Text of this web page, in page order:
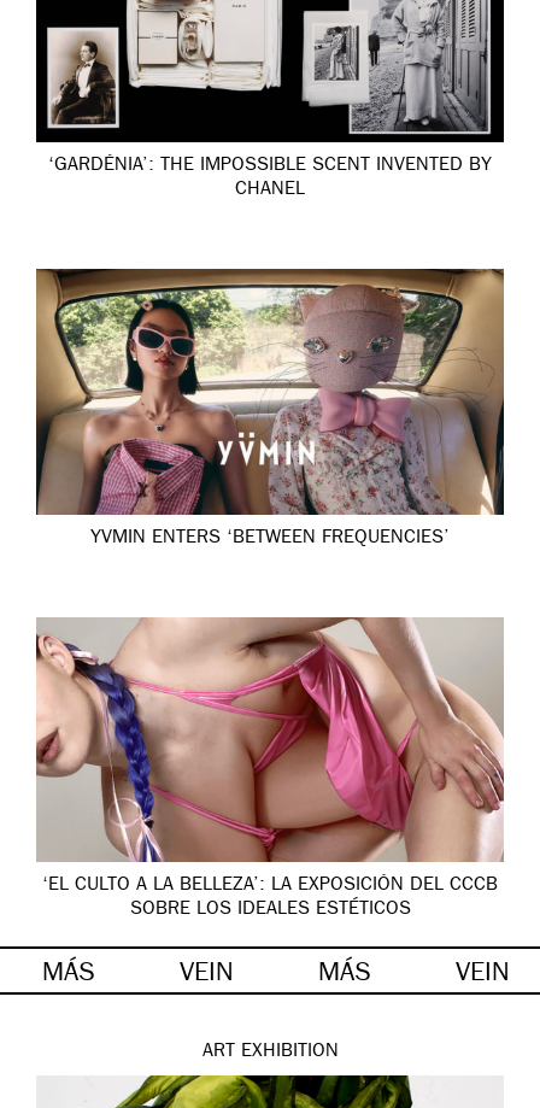
‘GARDÉNIA’: THE IMPOSSIBLE SCENT INVENTED BY
CHANEL
YVMIN ENTERS ‘BETWEEN FREQUENCIES’
‘EL CULTO A LA BELLEZA’: LA EXPOSICIÓN DEL CCCB
SOBRE LOS IDEALES ESTÉTICOS
MÁS VEIN MÁS VEIN
ART EXHIBITION